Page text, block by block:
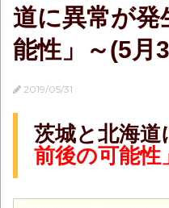
道に異常が発
能性」～(5月
2019/05/31
茨城と北海道
前後の可能性